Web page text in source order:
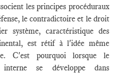
les principes procéduraux
le contradictoire et le droit
système, caractéristique des
est rétif à l'idée même
C'est pourquoi lorsque le
interne se développe dans